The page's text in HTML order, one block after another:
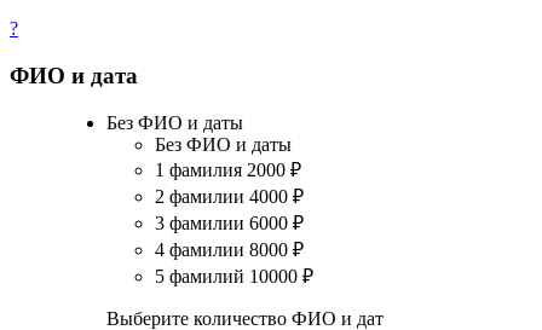
?
ФИО и дата
Без ФИО и даты
Без ФИО и даты
1 фамилия 2000 ₽
2 фамилии 4000 ₽
3 фамилии 6000 ₽
4 фамилии 8000 ₽
5 фамилий 10000 ₽
Выберите количество ФИО и дат